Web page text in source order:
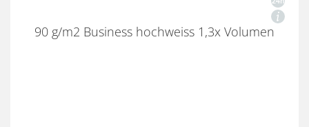
90 g/m2 Business hochweiss 1,3x Volumen